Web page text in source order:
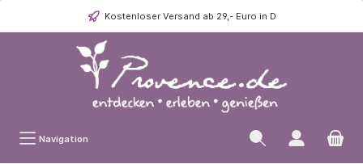
Kostenloser Versand ab 29,- Euro in D
Navigation